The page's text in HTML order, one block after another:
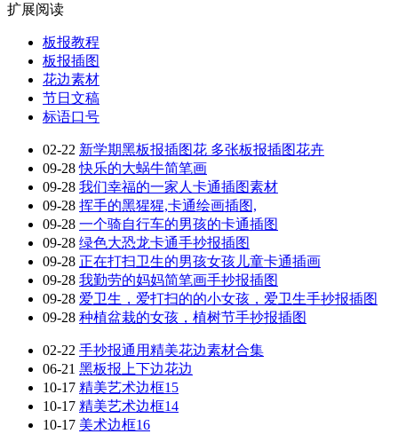
扩展阅读
板报教程
板报插图
花边素材
节日文稿
标语口号
02-22 新学期黑板报插图花 多张板报插图花卉
09-28快乐的大蜗牛简笔画
09-28 我们幸福的一家人卡通插图素材
09-28 挥手的黑猩猩,卡通绘画插图,
09-28 一个骑自行车的男孩的卡通插图
09-28 绿色大恐龙卡通手抄报插图
09-28 正在打扫卫生的男孩女孩儿童卡通插画
09-28 我勤劳的妈妈简笔画手抄报插图
09-28 爱卫生，爱打扫的的小女孩，爱卫生手抄报插图
09-28 种植盆栽的女孩，植树节手抄报插图
02-22 手抄报通用精美花边素材合集
06-21 黑板报上下边花边
10-17 精美艺术边框15
10-17 精美艺术边框14
10-17 美术边框16